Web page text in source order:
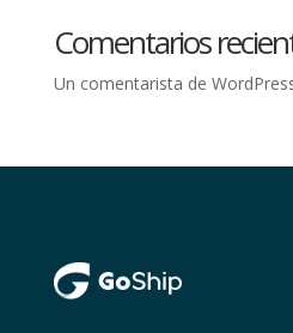
Comentarios
Un comentarista de